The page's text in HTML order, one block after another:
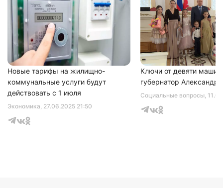
Экономика, 27.06.2025 21:50
Новые тарифы на жилищно-
коммунальные услуги будут
действовать с 1 июля
Социальные вопросы,
Ключи от девяти машин
губернатор Александр